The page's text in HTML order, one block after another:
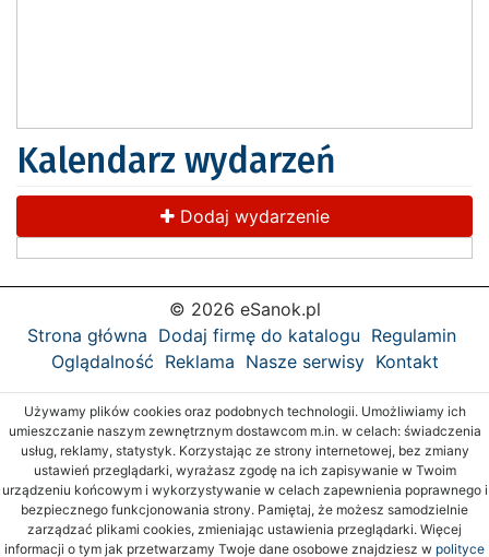
Kalendarz wydarzeń
Dodaj wydarzenie
© 2026 eSanok.pl
Strona główna Dodaj firmę do katalogu Regulamin
Oglądalność Reklama Nasze serwisy Kontakt
Używamy plików cookies oraz podobnych technologii. Umożliwiamy ich
umieszczanie naszym zewnętrznym dostawcom m.in. w celach: świadczenia
usług, reklamy, statystyk. Korzystając ze strony internetowej, bez zmiany
ustawień przeglądarki, wyrażasz zgodę na ich zapisywanie w Twoim
urządzeniu końcowym i wykorzystywanie w celach zapewnienia poprawnego i
bezpiecznego funkcjonowania strony. Pamiętaj, że możesz samodzielnie
zarządzać plikami cookies, zmieniając ustawienia przeglądarki. Więcej
informacji o tym jak przetwarzamy Twoje dane osobowe znajdziesz w polityce